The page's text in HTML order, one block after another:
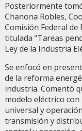
Posteriormente
Chanona Robles,
Comisión Federal de
titulada “Tareas
Ley de la Industria
Se enfocó en
de la reforma
industria. Comentó
modelo eléctrico
universal y
transmisión y